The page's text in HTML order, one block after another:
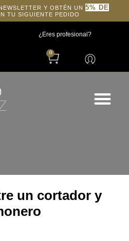
Y OBTÉN UN 5% DE
TU SIGUIENTE PEDIDO
¿Eres profesional?
0
un cortador y